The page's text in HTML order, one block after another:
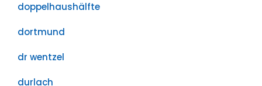
doppelhaushälfte
dortmund
dr wentzel
durlach